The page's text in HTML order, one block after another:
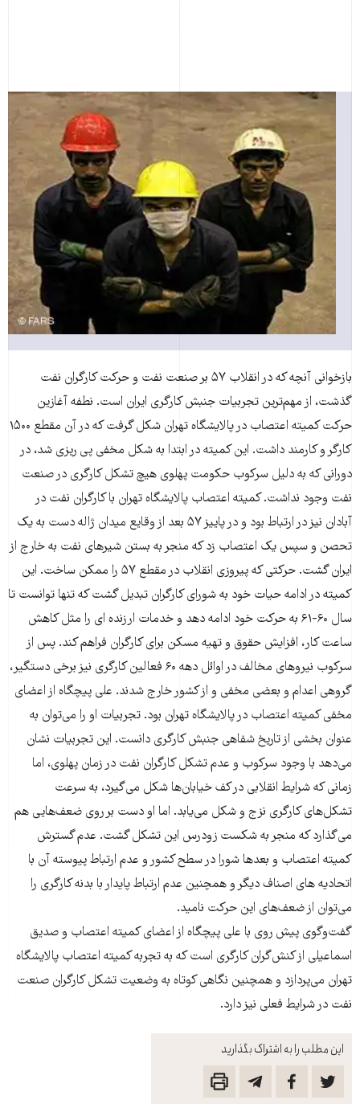
این مطلب را به اشتراک بگذارید
بازخوانی آنچه که در انقلاب ۵۷ بر صنعت نفت و حرکت کارگران نفت
گذشت، از مهم‌ترین تجربیات جنبش کارگری ایران است. نطفه آغازین
حرکت کمیته اعتصاب در پالایشگاه تهران شکل گرفت که در آن مقطع ۱۵۰۰
کارگر و کارمند داشت. این کمیته در ابتدا به شکل مخفی پی ریزی شد، در
دورانی که به دلیل سرکوب حکومت پهلوی هیچ تشکل کارگری در صنعت
نفت وجود نداشت. کمیته اعتصاب پالایشگاه تهران با کارگران نفت در
آبادان نیز در ارتباط بود و در پاییز ۵۷ بعد از وقایع میدان ژاله دست به یک
تحصن و سپس یک اعتصاب زد که منجر به بستن شیرهای نفت به خارج از
ایران گشت. حرکتی که پیروزی انقلاب در مقطع ۵۷ را ممکن ساخت. این
کمیته در ادامه حیات خود به شورای کارگران تبدیل گشت که تنها توانست تا
سال ۶۰-۶۱ به حرکت خود ادامه دهد و خدمات ارزنده ای را مثل کاهش
ساعت کار، افزایش حقوق و تهیه مسکن برای کارگران فراهم کند. پس از
سرکوب نیروهای مخالف در اوائل دهه ۶۰ فعالین کارگری نیز برخی دستگیر،
گروهی اعدام و بعضی مخفی و از کشور خارج شدند. علی پیچگاه از اعضای
مخفی کمیته اعتصاب در پالایشگاه تهران بود. تجربیات او را می‌توان به
عنوان بخشی از تاریخ شفاهی جنبش کارگری دانست. این تجربیات نشان
می‌دهد با وجود سرکوب و عدم تشکل کارگران نفت در زمان پهلوی، اما
زمانی که شرایط انقلابی در کف خیابان‌ها شکل می‌گیرد، به سرعت
تشکل‌های کارگری نزج و شکل می‌یابد. اما او دست بر روی ضعف‌هایی هم
می‌گذارد که منجر به شکست زودرس این تشکل گشت. عدم گسترش
کمیته اعتصاب و بعدها شورا در سطح کشور و عدم ارتباط پیوسته آن با
اتحادیه های اصناف دیگر و همچنین عدم ارتباط پایدار با بدنه کارگری را
می‌توان از ضعف‌های این حرکت نامید.
گفت‌وگوی پیش روی با علی پیچگاه از اعضای کمیته اعتصاب و صدیق
اسماعیلی از کنش‌گران کارگری است که به تجربه کمیته اعتصاب پالایشگاه
تهران می‌پردازد و همچنین نگاهی کوتاه به وضعیت تشکل کارگران صنعت
نفت در شرایط فعلی نیز دارد.